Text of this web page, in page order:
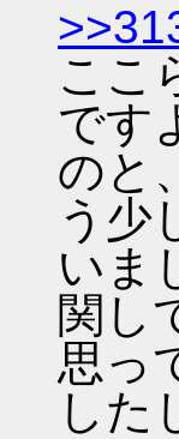
ここ
です
のと
う少
いま
関し
思っ
した